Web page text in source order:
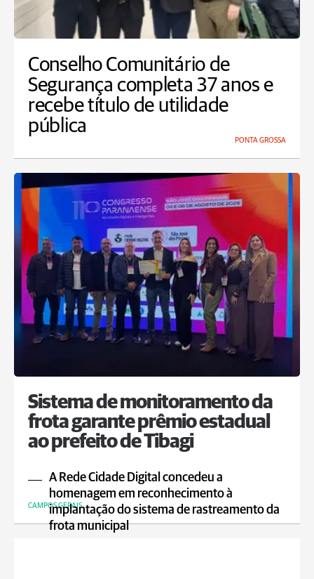
Conselho Comunitário de
Segurança completa 37 anos e
recebe título de utilidade
pública
PONTA GROSSA
Sistema de monitoramento da
frota garante prêmio estadual
ao prefeito de Tibagi
A Rede Cidade Digital concedeu a
homenagem em reconhecimento à
implantação do sistema de rastreamento da
frota municipal
CAMPOS GERAIS